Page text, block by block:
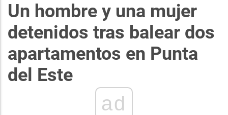
Un hombre y una mujer
detenidos tras balear dos
apartamentos en Punta
del Este
ad